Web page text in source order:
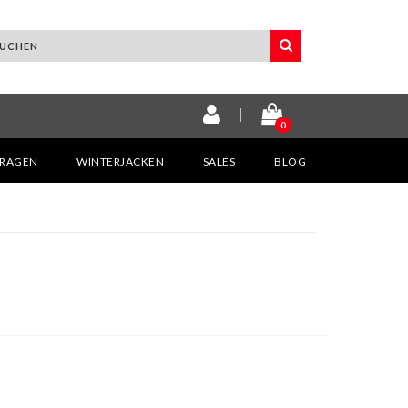
0
WINTERJACKEN SALES BLOG